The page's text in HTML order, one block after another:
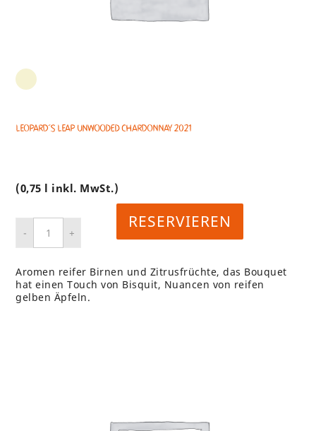
Leopard´s Leap UNWOODED Chardonnay 2021
(0,75 l inkl. MwSt.)
RESERVIEREN
Aromen reifer Birnen und Zitrusfrüchte, das Bouquet
hat einen Touch von Bisquit, Nuancen von reifen
gelben Äpfeln.